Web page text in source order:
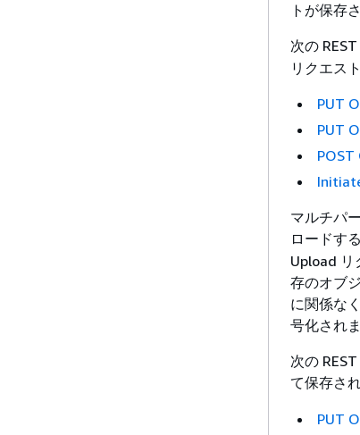
トが保存
次の
リクエス
PUT
PUT
マルチパ
ロードす
Upload リ
存のオブ
に関係な
号化されま
次の
て保存さ
PUT